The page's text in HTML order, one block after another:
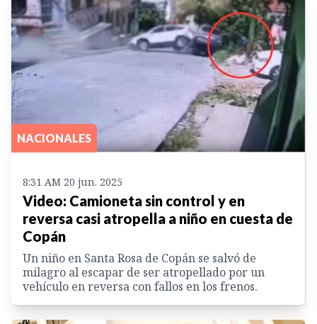
NACIONALES
8:31 AM 20 jun. 2025
Video: Camioneta sin control y en
reversa casi atropella a niño en cuesta de
Copán
Un niño en Santa Rosa de Copán se salvó de
milagro al escapar de ser atropellado por un
vehículo en reversa con fallos en los frenos.